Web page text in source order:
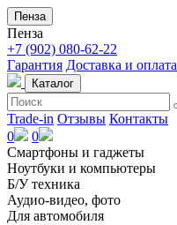
Пенза
Пенза
+7 (902) 080-62-22
Гарантия Доставка и оплата
Каталог
Trade-in Отзывы Контакты
0
0
Смартфоны и гаджеты
Ноутбуки и компьютеры
Б/У техника
Аудио-видео, фото
Для автомобиля